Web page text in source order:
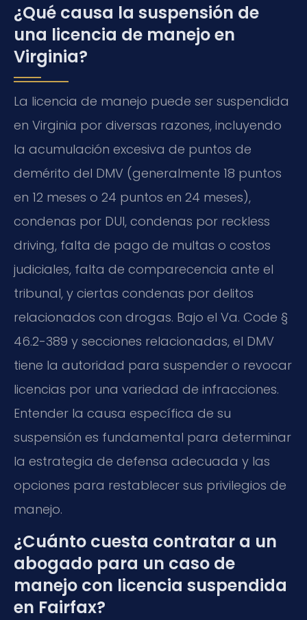
¿Qué causa la suspensión de
una licencia de manejo en
Virginia?
La licencia de manejo puede ser suspendida
en Virginia por diversas razones, incluyendo
la acumulación excesiva de puntos de
demérito del DMV (generalmente 18 puntos
en 12 meses o 24 puntos en 24 meses),
condenas por DUI, condenas por reckless
driving, falta de pago de multas o costos
judiciales, falta de comparecencia ante el
tribunal, y ciertas condenas por delitos
relacionados con drogas. Bajo el Va. Code §
46.2-389 y secciones relacionadas, el DMV
tiene la autoridad para suspender o revocar
licencias por una variedad de infracciones.
Entender la causa específica de su
suspensión es fundamental para determinar
la estrategia de defensa adecuada y las
opciones para restablecer sus privilegios de
manejo.
¿Cuánto cuesta contratar a un
abogado para un caso de
manejo con licencia suspendida
en Fairfax?